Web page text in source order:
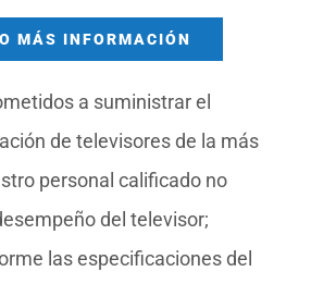
MÁS INFORMACIÓN
a suministrar el
de televisores de la más
personal calificado no
del televisor;
las especificaciones del